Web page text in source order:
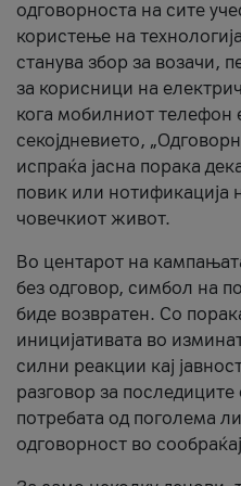
одговорноста на сите
користење на
станува збор за возачи,
за корисници на
кога мобилниот телефон
секојдневието,
испраќа јасна порака
повик или нотификација
човечкиот живот.
Во центарот на
без одговор, симбол на
биде возвратен. Со
иницијативата во
силни реакции кај
разговор за
потребата од поголема
одговорност во